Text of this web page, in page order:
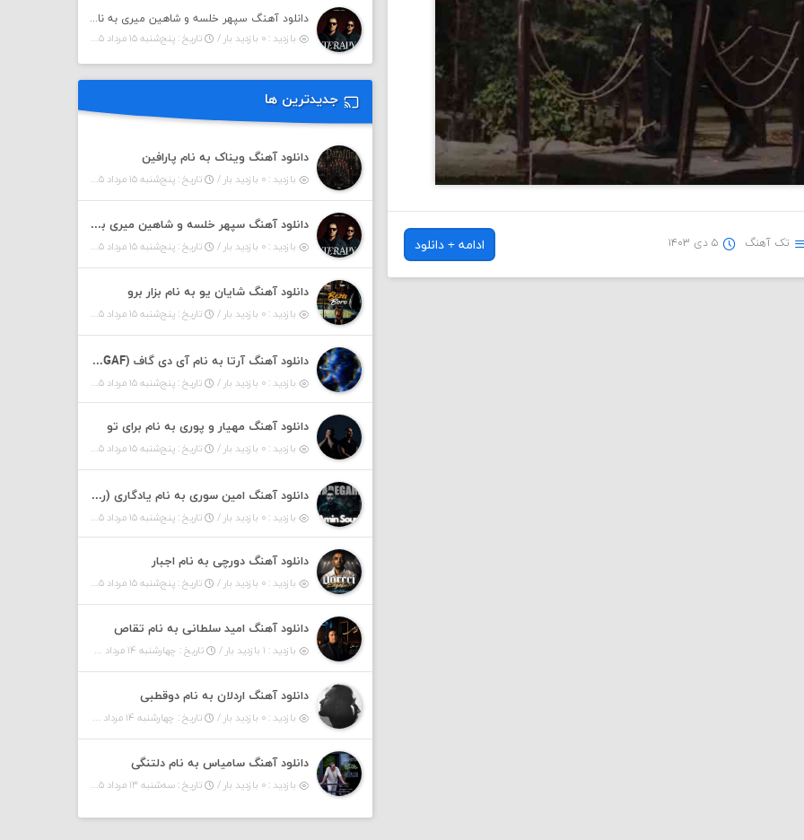
تک آهنگ ۵ دی ۱۴۰۳ ادامه + دانلود
دانلود آهنگ سپهر خلسه و شاهین میری به نام تراپی
بازدید : ۰ بازدید بار /
تاریخ : پنج‌شنبه ۱۵ مرداد ۱۴۰۵
جدیدترین ها
دانلود آهنگ ویناک به نام پارافین
بازدید : ۰ بازدید بار / تاریخ : پنج‌شنبه ۱۵ مرداد ۱۴۰۵
دانلود آهنگ سپهر خلسه و شاهین میری به نام تراپی
بازدید : ۰ بازدید بار / تاریخ : پنج‌شنبه ۱۵ مرداد ۱۴۰۵
دانلود آهنگ شایان یو به نام بزار برو
بازدید : ۰ بازدید بار / تاریخ : پنج‌شنبه ۱۵ مرداد ۱۴۰۵
دانلود آهنگ آرتا به نام آی دی گاف (IDGAF)
بازدید : ۰ بازدید بار / تاریخ : پنج‌شنبه ۱۵ مرداد ۱۴۰۵
دانلود آهنگ مهیار و پوری به نام برای تو
بازدید : ۰ بازدید بار / تاریخ : پنج‌شنبه ۱۵ مرداد ۱۴۰۵
دانلود آهنگ امین سوری به نام یادگاری (رمیکس)
بازدید : ۰ بازدید بار / تاریخ : پنج‌شنبه ۱۵ مرداد ۱۴۰۵
دانلود آهنگ دورچی به نام اجبار
بازدید : ۰ بازدید بار / تاریخ : پنج‌شنبه ۱۵ مرداد ۱۴۰۵
دانلود آهنگ امید سلطانی به نام تقاص
بازدید : ۱ بازدید بار / تاریخ : چهارشنبه ۱۴ مرداد ۱۴۰۵
دانلود آهنگ اردلان به نام دوقطبی
بازدید : ۰ بازدید بار / تاریخ : چهارشنبه ۱۴ مرداد ۱۴۰۵
دانلود آهنگ سامیاس به نام دلتنگی
بازدید : ۰ بازدید بار / تاریخ : سه‌شنبه ۱۳ مرداد ۱۴۰۵